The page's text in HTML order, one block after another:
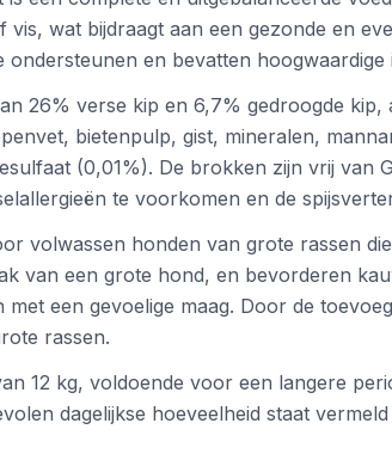
vis, wat bijdraagt aan een gezonde en
en bevatten
26% verse kip en 6,7% gedroogde
bietenpulp, gist, mineralen,
(0,01%). De brokken zijn vrij van
te voorkomen en de
volwassen honden van grote rassen
van een grote hond, en bevorderen
een gevoelige maag. Door de
rassen.
12 kg, voldoende voor een langere
dagelijkse hoeveelheid staat